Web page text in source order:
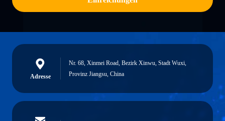
Adresse
Nr. 68, Xinmei Road, Bezirk Xinwu, Stadt Wuxi,
Provinz Jiangsu, China